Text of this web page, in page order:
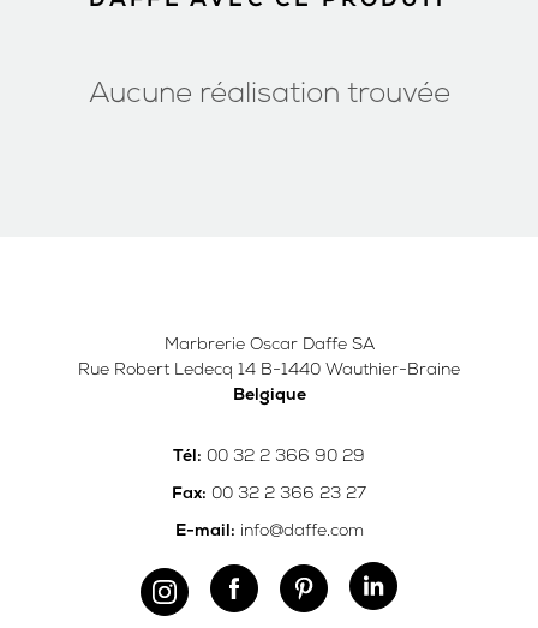
Aucune réalisation trouvée
Marbrerie Oscar Daffe SA
Rue Robert Ledecq 14 B-1440 Wauthier-Braine
Belgique
Tél: 00 32 2 366 90 29
Fax: 00 32 2 366 23 27
E-mail: info@daffe.com